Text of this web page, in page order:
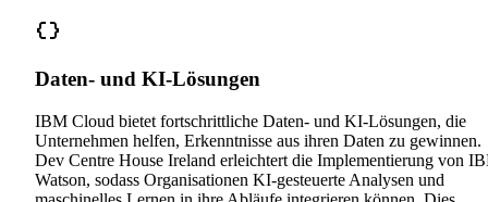
Daten- und KI-Lösungen
IBM Cloud bietet fortschrittliche Daten- und KI-Lösungen, die
Unternehmen helfen, Erkenntnisse aus ihren Daten zu gewinnen.
Dev Centre House Ireland erleichtert die Implementierung von
Watson, sodass Organisationen KI-gesteuerte Analysen und